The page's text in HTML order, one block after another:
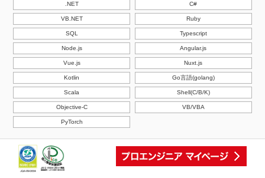
.NET C#
VB.NET Ruby
SQL Typescript
Node.js Angular.js
Vue.js Nuxt.js
Kotlin Go言語(golang)
Scala Shell(C/B/K)
Objective-C VB/VBA
PyTorch